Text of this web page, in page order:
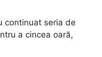
continuat seria de
a cincea oară,